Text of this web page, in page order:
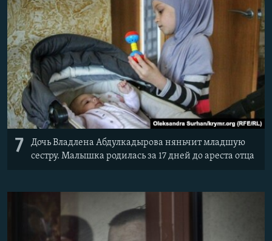
7
Дочь Владлена Абдулкадырова няньчит младшую
сестру. Малышка родилась за 17 дней до ареста отца